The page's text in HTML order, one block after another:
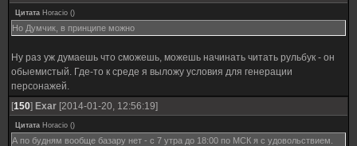
Цитата Horacio ()
Но Думчик, в принципе можно
Ну раз уж думаешь что сможешь, можешь начинать читать рульбук - он
обыемистый. Где-то к среде я выложу условия для генерации
персонажей.
[150] Exar [2014-01-20, 12:56:19]
Цитата Horacio ()
А по будням вообще базару нет - с 7 утра до 18:00 по МСК я с удовольствием.